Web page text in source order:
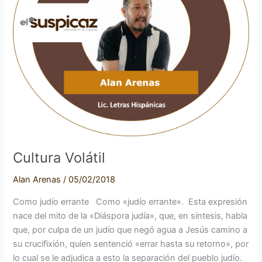
Cultura Volátil
Alan Arenas/05/02/2018
Como judío errante Como «judío errante». Esta expresión
nace del mito de la «Diáspora judía», que, en síntesis, habla
que, por culpa de un judío que negó agua a Jesús camino a
su crucifixión, quien sentenció «errar hasta su retorno», por
lo cual se le adjudica a esto la separación del pueblo judío.